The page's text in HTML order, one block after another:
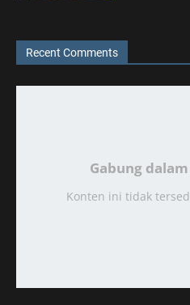
Recent Comments
Gabung
Konten ini tidak